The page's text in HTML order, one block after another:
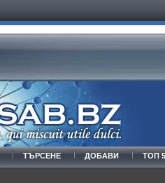
ТЪРСЕНЕ ДОБАВИ ТОП